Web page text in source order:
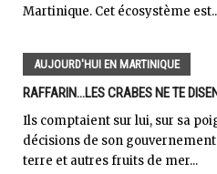
Martinique. Cet écosystème
AUJOURD'HUI EN MARTINIQUE
RAFFARIN...LES CRABES NE TE
Ils comptaient sur lui, sur sa
décisions de son
terre et autres fruits de mer...